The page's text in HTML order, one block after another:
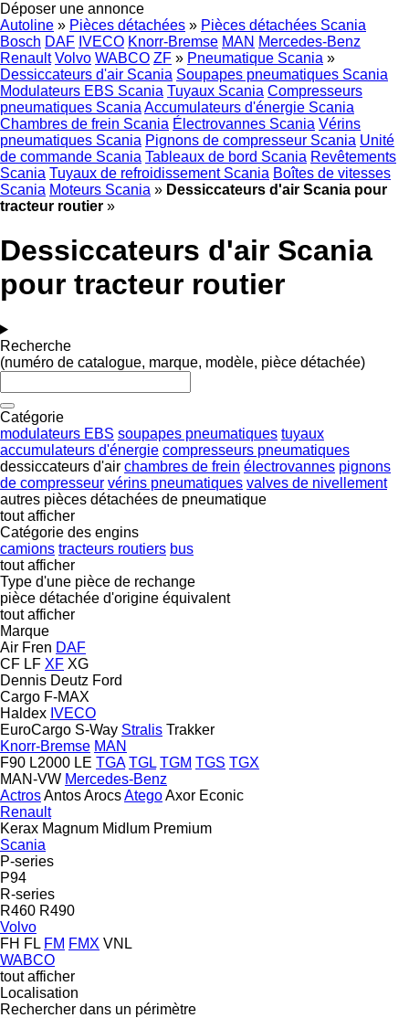
Déposer une annonce
Autoline » Pièces détachées » Pièces détachées Scania
Bosch DAF IVECO Knorr-Bremse MAN Mercedes-Benz
Renault Volvo WABCO ZF » Pneumatique Scania »
Dessiccateurs d'air Scania Soupapes pneumatiques Scania
Modulateurs EBS Scania Tuyaux Scania Compresseurs
pneumatiques Scania Accumulateurs d'énergie Scania
Chambres de frein Scania Électrovannes Scania Vérins
pneumatiques Scania Pignons de compresseur Scania Unité
de commande Scania Tableaux de bord Scania Revêtements
Scania Tuyaux de refroidissement Scania Boîtes de vitesses
Scania Moteurs Scania » Dessiccateurs d'air Scania pour
tracteur routier »
Dessiccateurs d'air Scania
pour tracteur routier
Recherche
(numéro de catalogue, marque, modèle, pièce détachée)
Catégorie
modulateurs EBS soupapes pneumatiques tuyaux
accumulateurs d'énergie compresseurs pneumatiques
dessiccateurs d'air chambres de frein électrovannes pignons
de compresseur vérins pneumatiques valves de nivellement
autres pièces détachées de pneumatique
tout afficher
Catégorie des engins
camions tracteurs routiers bus
tout afficher
Type d'une pièce de rechange
pièce détachée d'origine équivalent
tout afficher
Marque
Air Fren DAF
CF LF XF XG
Dennis Deutz Ford
Cargo F-MAX
Haldex IVECO
EuroCargo S-Way Stralis Trakker
Knorr-Bremse MAN
F90 L2000 LE TGA TGL TGM TGS TGX
MAN-VW Mercedes-Benz
ActrosAntosArocsAtegoAxor Econic
Renault
Kerax Magnum Midlum Premium
Scania
P-series
P94
R-series
R460 R490
Volvo
FH FL FM FMX VNL
WABCO
tout afficher
Localisation
Rechercher dans un périmètre